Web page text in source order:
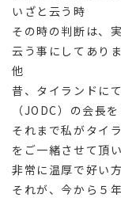
いざと云う時
その時の判断は、
云う事にしてありま
他
昔、タイランドに
（JODC）の会長
それまで私がタイ
をご一緒させて頂
非常に温厚で好い方
それが、今から５